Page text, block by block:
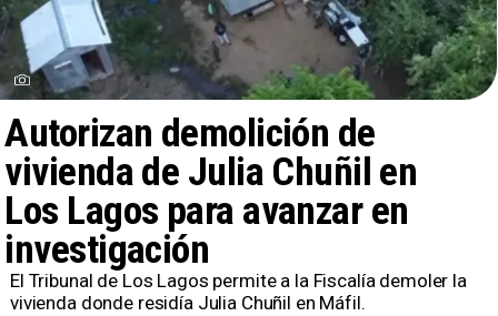
Autorizan demolición de
vivienda de Julia Chuñil en
Los Lagos para avanzar en
investigación
El Tribunal de Los Lagos permite a la Fiscalía demoler la
vivienda donde residía Julia Chuñil en Máfil.